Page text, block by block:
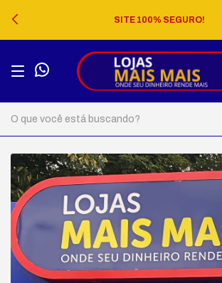
SITE 100% SEGURO!